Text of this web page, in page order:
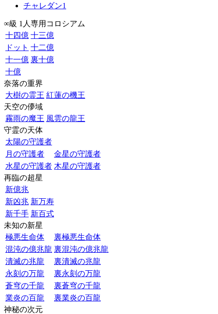
チャレダン1
∞級 1人専用コロシアム
十四億 十三億
ドット 十二億
十一億 裏十億
十億
奈落の重界
大樹の霊王 紅蓮の機王
天空の儚域
霧雨の魔王 風雲の龍王
守霊の天体
太陽の守護者
月の守護者
金星の守護者
水星の守護者 木星の守護者
再臨の超星
新億兆
新凶兆 新万寿
新千手 新百式
未知の新星
極悪生命体
裏極悪生命体
混沌の億兆龍 裏混沌の億兆龍
潰滅の兆龍
裏潰滅の兆龍
永刻の万龍
裏永刻の万龍
蒼穹の千龍
裏蒼穹の千龍
業炎の百龍
裏業炎の百龍
神秘の次元